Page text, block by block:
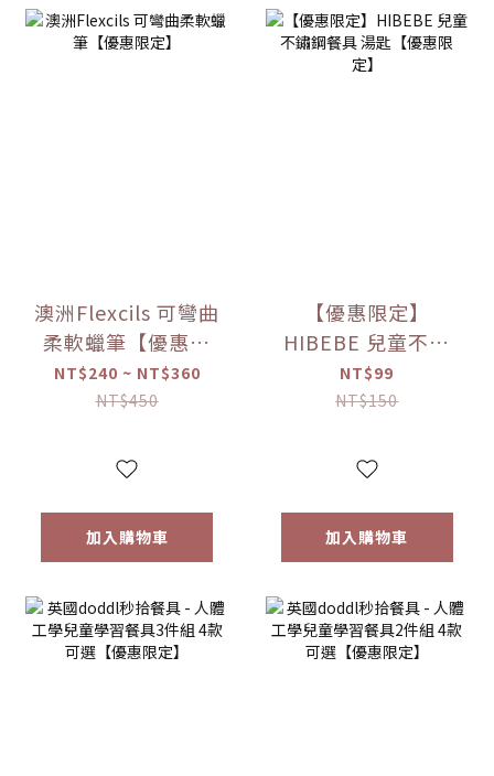
澳洲Flexcils 可彎曲
柔軟蠟筆【優惠限
定】
NT$240 ~ NT$360
NT$450
加入購物車
【優惠限定】
HIBEBE 兒童不鏽
鋼餐具 湯匙【優惠
限定】
NT$99
NT$150
加入購物車